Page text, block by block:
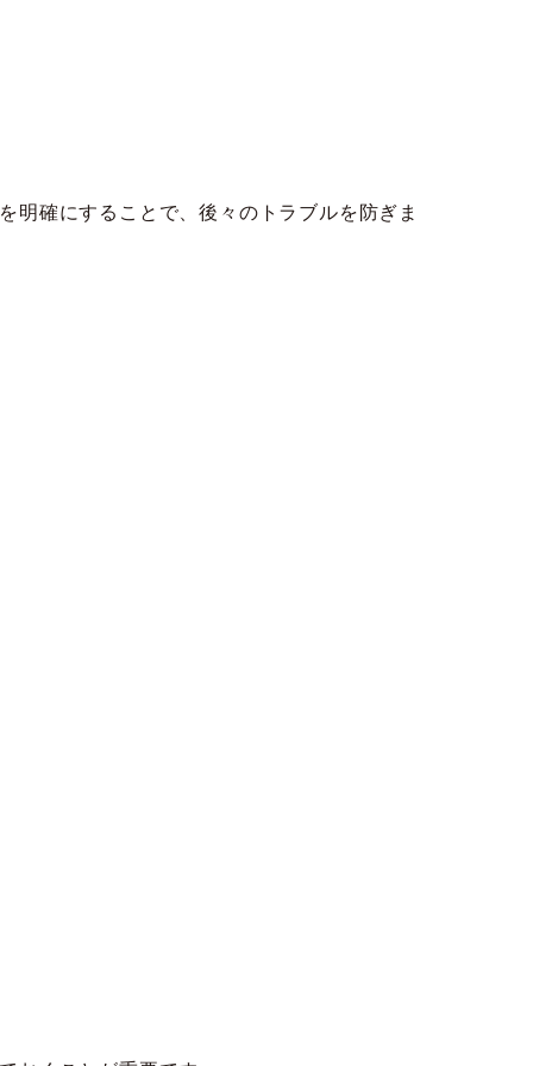
明確にすることで、後々のトラブルを防ぎま